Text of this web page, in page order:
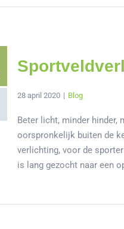
28 april 2020 | Blog
Beter licht, minder hinder,
oorspronkelijk buiten de
verlichting, voor de
is lang gezocht naar een